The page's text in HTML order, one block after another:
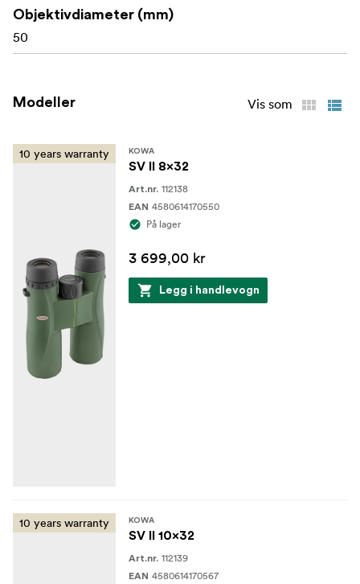
Objektivdiameter (mm)
50
Modeller Vis som
10 years warranty KOWA
SV II 8x32
Art.nr. 112138
EAN 4580614170550
På lager
3 699,00 kr
Legg i handlevogn
10 years warranty KOWA
SV II 10x32
Art.nr. 112139
EAN 4580614170567